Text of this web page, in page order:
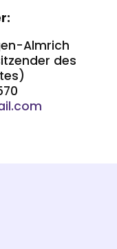
Almrich
des